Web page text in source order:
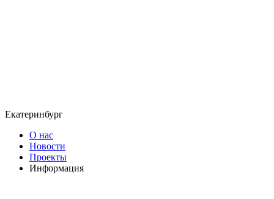
Екатеринбург
О нас
Новости
Проекты
Информация